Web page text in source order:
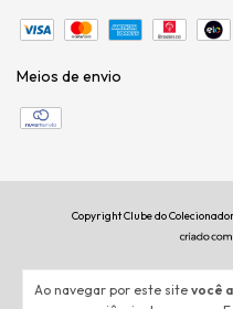
Ao navegar por este site você
Meios de envio
Copyright Clube do